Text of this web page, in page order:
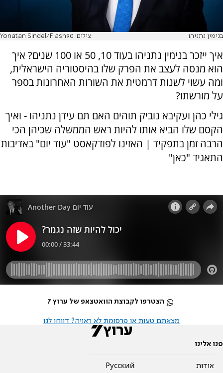
בנימין נתניהו צילום: Yonatan Sindel/Flash90
איך ייזכר בנימין נתניהו בעוד 10, 50 או 100 שנים? איך
הוא מנסה לעצב את הפרק שלו בהיסטוריה הישראלית,
ומה עשוי לשנות דרמטית את השורות האחרונות בספר
על מורשתו?
גילי כהן ועקיבא נוביק תוהים האם תם עידן נתניהו - ואיך
הקסם שלו הביא אותו להיות ראש הממשלה שכיהן הכי
הרבה זמן בתפקיד | האזינו לפודקאסט "עוד יום" באדיבות
התאגיד "כאן"
הצטרפו לקבוצת הוואטצאפ של ערוץ 7
מצאתם טעות או פרסומת לא ראויה? דווחו לנו
פנו אלינו
אודות
Pусский